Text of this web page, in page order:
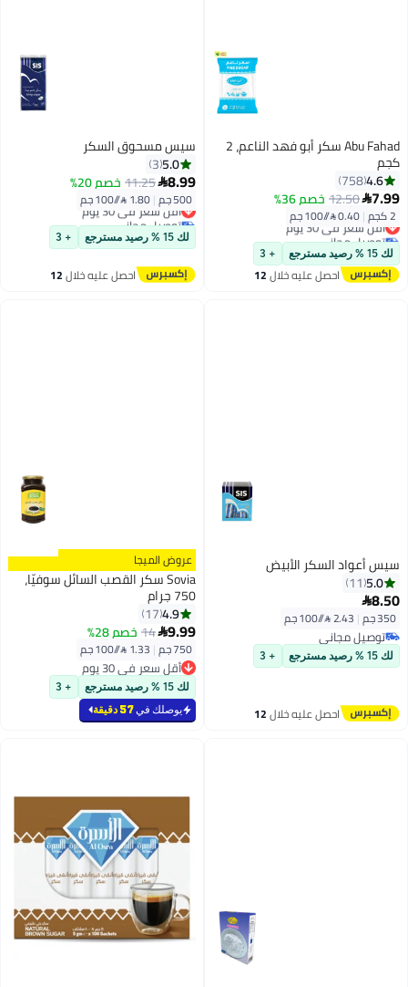
Abu Fahad سكر أبو فهد الناعم، 2
كجم
4.6
758
7.99
12.50خصم 36%
2 كجم |0.40 /⁨/100 جم⁩
أقل سعر في 30 يوم
توصيل مجاني
أقل سعر في 30 يوملك 15 % رصيد مسترجع + 3
احصل عليه خلال12
سيس مسحوق السكر
5.0
3
8.99
11.25خصم 20%
500 جم |
أقل سعر في 30 يوم
توصيل مجاني
أقل سعر في 30 يوملك 15 % رصيد مسترجع + 3
احصل عليه خلال12
سيس أعواد السكر الأبيض
5.0
11
8.50
350 جم |
توصيل مجاني
توصيل مجانيلك 15 % رصيد مسترجع + 3
احصل عليه خلال12
عروض الميجا
Sovia سكر القصب السائل سوفيّا،
750 جرام
4.9
17
9.99
14 خصم 28%
750 جم |
أقل سعر في 30 يوم
أقل سعر في 30 يوملك 15 % رصيد مسترجع + 3
يوصلك في57 دقيقة